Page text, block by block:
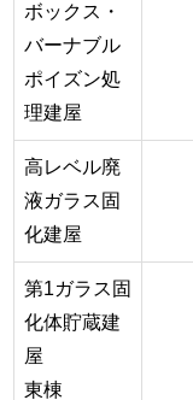
ボックス・
バーナブル
ポイズン処
理建屋
高レベル廃
液ガラス固
化建屋
第1ガラス固
化体貯蔵建
屋
東棟